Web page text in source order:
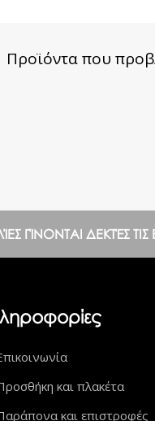
Προϊόντα που
ΓΊΝΟΝΤΑΙ ΔΕΚΤΈΣ
και πλακέτα
και επιστροφές